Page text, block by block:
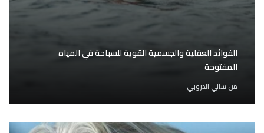
الفوائد العقلية والجسمية القوية للسباحة في المياه
المفتوحة
من سالي الدروبي